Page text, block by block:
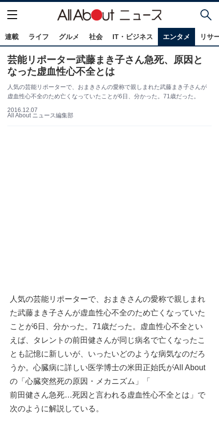
連載 ライフ グルメ 社会 IT・ビジネス エンタメ リサ
芸能リポーター武藤まき子さん急死、原因と
なった虚血性心不全とは
人気の芸能リポーターで、おまきさんの愛称で親しまれた武藤まき子さんが
虚血性心不全のため亡くなっていたことが6日、分かった。71歳だった。
2016.12.07
All About ニュース編集部
人気の芸能リポーターで、おまきさんの愛称で親しまれ
た武藤まき子さんが虚血性心不全のため亡くなっていた
ことが6日、分かった。71歳だった。虚血性心不全とい
えば、タレントの前田健さんが同じ病名で亡くなったこ
とも記憶に新しいが、いったいどのような病気なのだろ
うか。心臓病に詳しい医学博士の米田正始氏がAll About
の「 心臓突然死の原因・メカニズム 」「
前田健さん急死…死因と言われる虚血性心不全とは 」で
次のように解説している。